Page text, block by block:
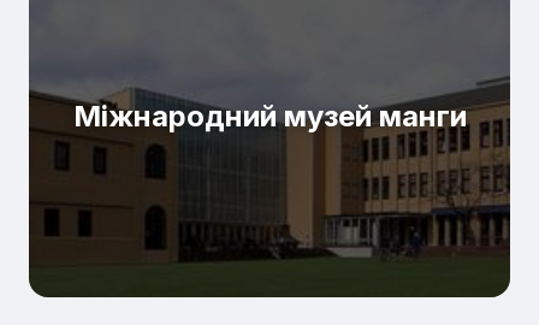
Міжнародний музей манги